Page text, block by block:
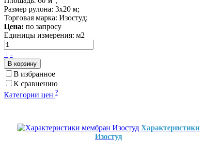
Размер рулона: 3х20 м;
Торговая марка: Изостуд;
Цена: по запросу
Единицы измерения: м2
+ -
В корзину
В избранное
К сравнению
Категории цен ?
Характеристики
Изостуд